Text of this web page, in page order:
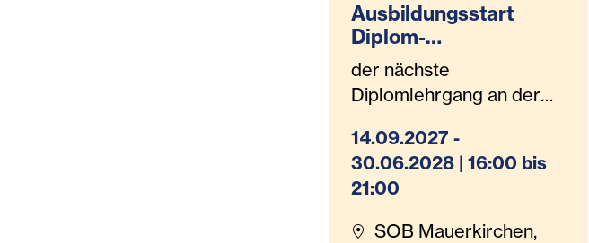
Ausbildungsstart
Diplom-
Sozialbetreuer:in
BB/BA - 09.2027
der nächste
Diplomlehrgang an der
startet voraussichtlich im
September 2027
14.09.2027 -
30.06.2028 | 16:00 bis
21:00
SOB Mauerkirchen,